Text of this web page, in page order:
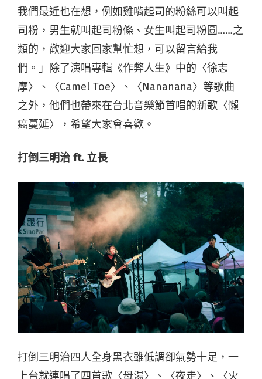
我們最近也在想，例如雞啃起司的粉絲可以叫起
司粉，男生就叫起司粉條、女生叫起司粉圓……之
類的，歡迎大家回家幫忙想，可以留言給我
們。」除了演唱專輯《作弊人生》中的〈徐志
摩〉、〈Camel Toe〉、〈Nananana〉等歌曲
之外，他們也帶來在台北音樂節首唱的新歌〈懶
癌蔓延〉，希望大家會喜歡。
打倒三明治 ft. 立長
打倒三明治四人全身黑衣雖低調卻氣勢十足，一
上台就連唱了四首歌〈母湯〉、〈夜走〉、〈火